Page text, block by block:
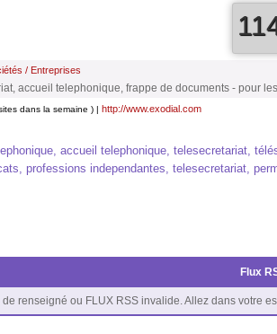
/ Entreprises
accueil telephonique, frappe de documents - pour
dans la semaine ) | http://www.exodial.com
accueil telephonique, telesecretariat,
professions independantes, telesecretariat,
Flux
de renseigné ou FLUX RSS invalide. Allez dans votre